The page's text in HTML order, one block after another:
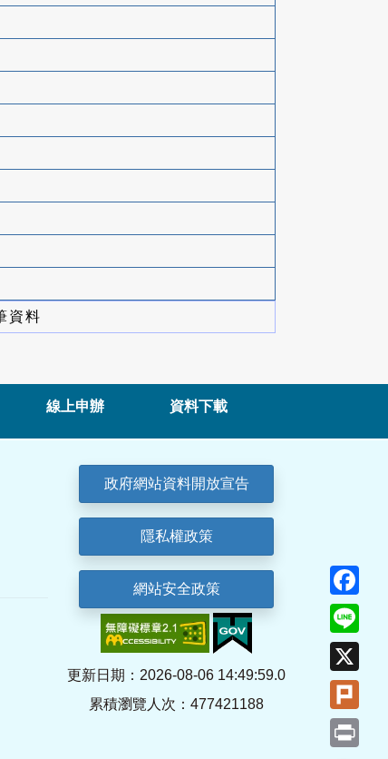
資料
線上申辦 資料下載
政府網站資料開放宣告
隱私權政策
網站安全政策
更新日期：2026-08-06 14:49:59.0
累積瀏覽人次：477421188